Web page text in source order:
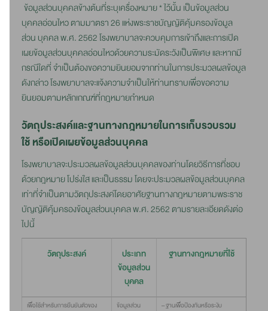
ข้อมูลส่วนบุคคลข้างต้นที่ระบุเครื่องหมาย * ไว้นั้น เป็นข้อมูลส่วน
บุคคลอ่อนไหว ตามมาตรา 26 แห่งพระราชบัญญัติคุ้มครองข้อมูล
ส่วน บุคคล พ.ศ. 2562 โรงพยาบาลจะควบคุมการเข้าถึงและการเปิด
เผยข้อมูลส่วนบุคคลอ่อนไหวด้วยความระมัดระวังเป็นพิเศษ และหากมี
กรณีใดที่ จำเป็นต้องขอความยินยอมจากท่านในการประมวลผลข้อมูล
ดังกล่าว โรงพยาบาลจะแจ้งความจำเป็นให้ท่านทราบเพื่อขอความ
ยินยอมตามหลักเกณฑ์ที่กฎหมายกำหนด
วัตถุประสงค์และฐานทางกฎหมายในการเก็บรวบรวม
ใช้ หรือเปิดเผยข้อมูลส่วนบุคคล
โรงพยาบาลจะประมวลผลข้อมูลส่วนบุคคลของท่านโดยวิธีการที่ชอบ
ด้วยกฎหมาย โปร่งใส และเป็นธรรม โดยจะประมวลผลข้อมูลส่วนบุคคล
เท่าที่จำเป็นตามวัตถุประสงค์โดยอาศัยฐานทางกฎหมายตามพระราช
บัญญัติคุ้มครองข้อมูลส่วนบุคคล พ.ศ. 2562 ตามรายละเอียดดังต่อ
ไปนี้
วัตถุประสงค์
ประเภท
ข้อมูลส่วน
บุคคล
ฐานทางกฎหมายที่ใช้
เพื่อใช้สำหรับการยืนยันตัวของ ข้อมูลส่วน – ฐานเพื่อป้องกันหรือระงับ